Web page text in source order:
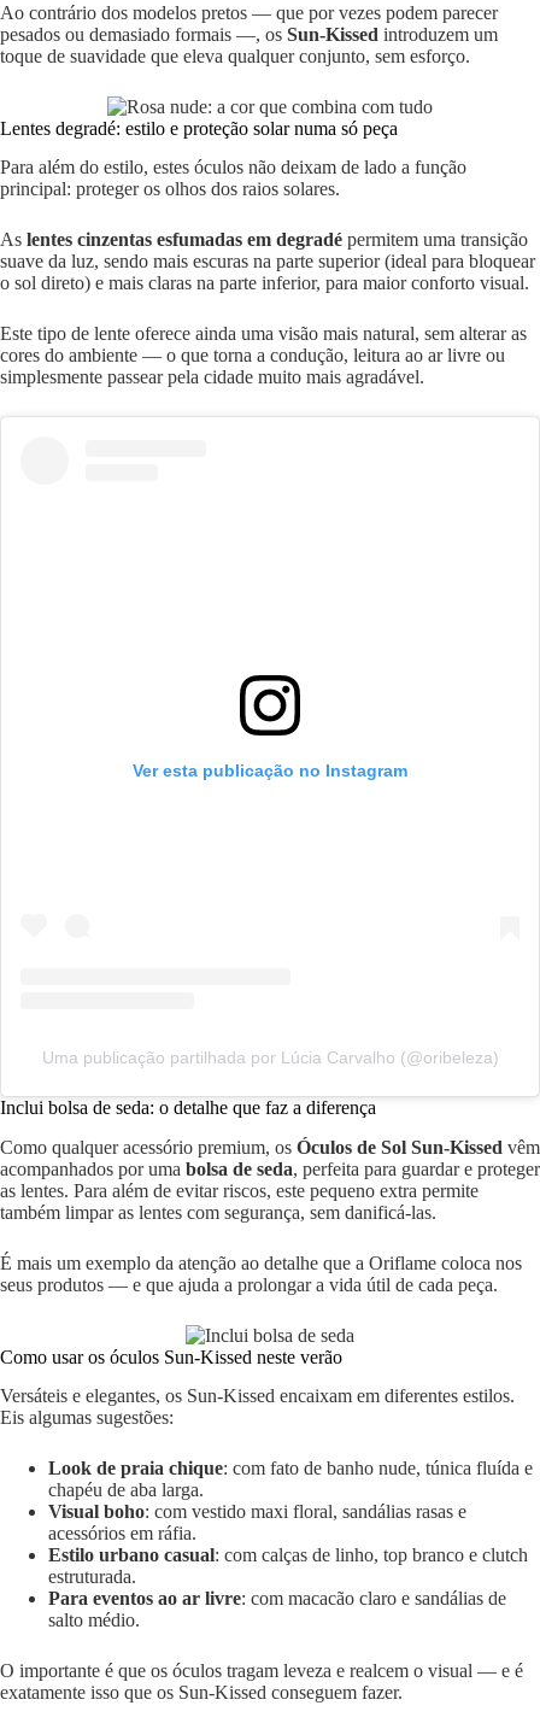
Ao contrário dos modelos pretos — que por vezes podem parecer
pesados ou demasiado formais —, os Sun-Kissed introduzem um
toque de suavidade que eleva qualquer conjunto, sem esforço.
Lentes degradé: estilo e proteção solar numa só peça
Para além do estilo, estes óculos não deixam de lado a função
principal: proteger os olhos dos raios solares.
As lentes cinzentas esfumadas em degradé permitem uma transição
suave da luz, sendo mais escuras na parte superior (ideal para bloquear
o sol direto) e mais claras na parte inferior, para maior conforto visual.
Este tipo de lente oferece ainda uma visão mais natural, sem alterar as
cores do ambiente — o que torna a condução, leitura ao ar livre ou
simplesmente passear pela cidade muito mais agradável.
Ver esta publicação no Instagram
Uma publicação partilhada por Lúcia Carvalho (@oribeleza)
Inclui bolsa de seda: o detalhe que faz a diferença
Como qualquer acessório premium, os Óculos de Sol Sun-Kissed vêm
acompanhados por uma bolsa de seda, perfeita para guardar e proteger
as lentes. Para além de evitar riscos, este pequeno extra permite
também limpar as lentes com segurança, sem danificá-las.
É mais um exemplo da atenção ao detalhe que a Oriflame coloca nos
seus produtos — e que ajuda a prolongar a vida útil de cada peça.
Como usar os óculos Sun-Kissed neste verão
Versáteis e elegantes, os Sun-Kissed encaixam em diferentes estilos.
Eis algumas sugestões:
Look de praia chique: com fato de banho nude, túnica fluída e
chapéu de aba larga.
Visual boho: com vestido maxi floral, sandálias rasas e
acessórios em ráfia.
Estilo urbano casual: com calças de linho, top branco e clutch
estruturada.
Para eventos ao ar livre: com macacão claro e sandálias de
salto médio.
O importante é que os óculos tragam leveza e realcem o visual — e é
exatamente isso que os Sun-Kissed conseguem fazer.